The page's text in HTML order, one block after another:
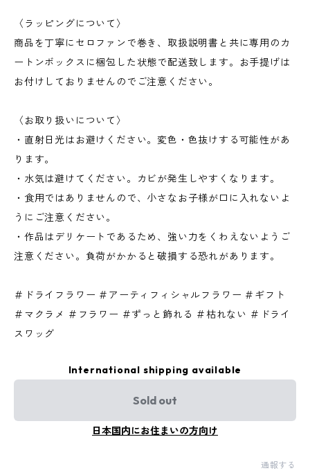
〈ラッピングについて〉
商品を丁寧にセロファンで巻き、取扱説明書と共に専用のカ
ートンボックスに梱包した状態で配送致します。お手提げは
お付けしておりませんのでご注意ください。
〈お取り扱いについて〉
・直射日光はお避けください。変色・色抜けする可能性があ
ります。
・水気は避けてください。カビが発生しやすくなります。
・食用ではありませんので、小さなお子様が口に入れないよ
うにご注意ください。
・作品はデリケートであるため、強い力をくわえないようご
注意ください。負荷がかかると破損する恐れがあります。
＃ドライフラワー ＃アーティフィシャルフラワー ＃ギフト
＃マクラメ ＃フラワー ＃ずっと飾れる ＃枯れない ＃ドライ
スワッグ
International shipping available
Sold out
日本国内にお住まいの方向け
通報する